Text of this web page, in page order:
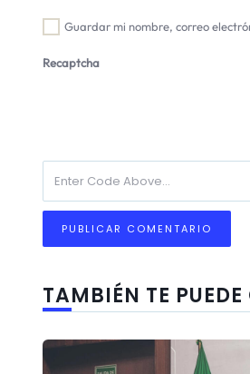
Guardar mi nombre, correo
Recaptcha
TAMBIÉN TE PUEDE